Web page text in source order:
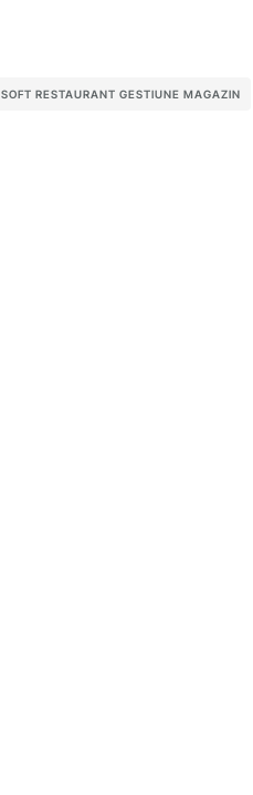
SOFT RESTAURANT GESTIUNE MAGAZIN